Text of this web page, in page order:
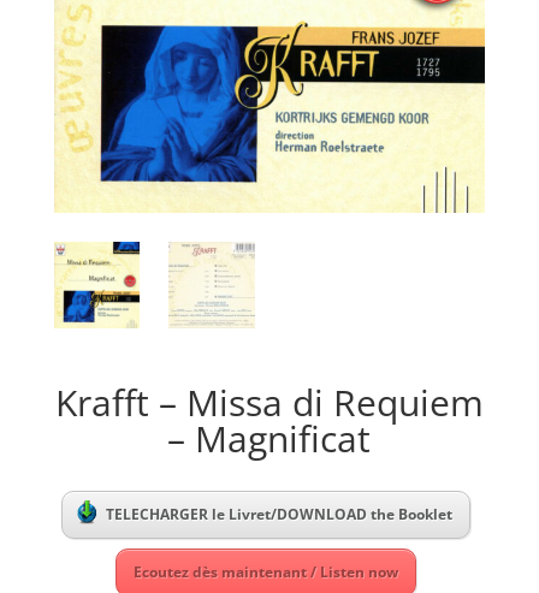
Krafft – Missa di Requiem
– Magnificat
TELECHARGER le Livret/DOWNLOAD the Booklet
Ecoutez dès maintenant / Listen now